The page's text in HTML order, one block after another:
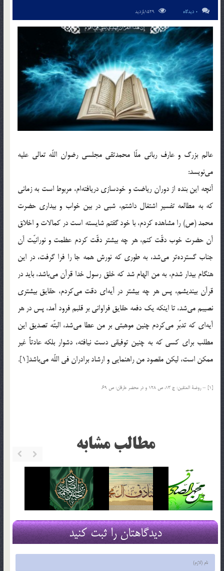
0 دیدگاه
عالم بزرگ و عارف رباني ملّا محمدتقي مجلسي رضوان اللّه تعالي عليه
مي‎نويسد:
آنچه اين بنده از دوران رياضت و خودسازي دريافته‎ام، مربوط است به زماني
كه به مطالعه تفسير اشتغال داشتم، شبي در بين خواب و بيداري حضرت
محمد (ص) را مشاهده كردم، با خود گفتم شايسته است در كمالات و اخلاق
آن حضرت خوب دقّت كنم، هر چه بيشتر دقّت كردم عظمت و نورانيّت آن
جناب گسترده‎تر مي‎شد، به طوري كه نورش همه جا را فرا گرفت، در اين
هنگام بيدار شدم، به من الهام شد كه خلق رسول خدا قرآن مي‎باشد، بايد در
قرآن بينديشم، پس هر چه بيشتر در آيه‎اي دقت مي‎كردم، حقايق بيشتري
نصيبم مي‎شد، تا اينكه يك دفعه حقايق فراواني بر قلبم فرود آمد، پس در هر
آيه‎اي كه تدبّر مي‎كردم چنين موهبتي بر من عطا مي‎شد، البتّه تصديق اين
مطلب براي كسي كه به چنين توفيقي دست نيافته، دشوار بلكه عادتاً غير
ممكن است، ليكن مقصود من راهنمايي و ارشاد برادران في اللّه مي‎باشد[1].
[1] – روضة المتقين: ج 13، ص 128 و در محضر عارفان: ص 69.
مطالب مشابه
دیدگاهتان را ثبت کنید